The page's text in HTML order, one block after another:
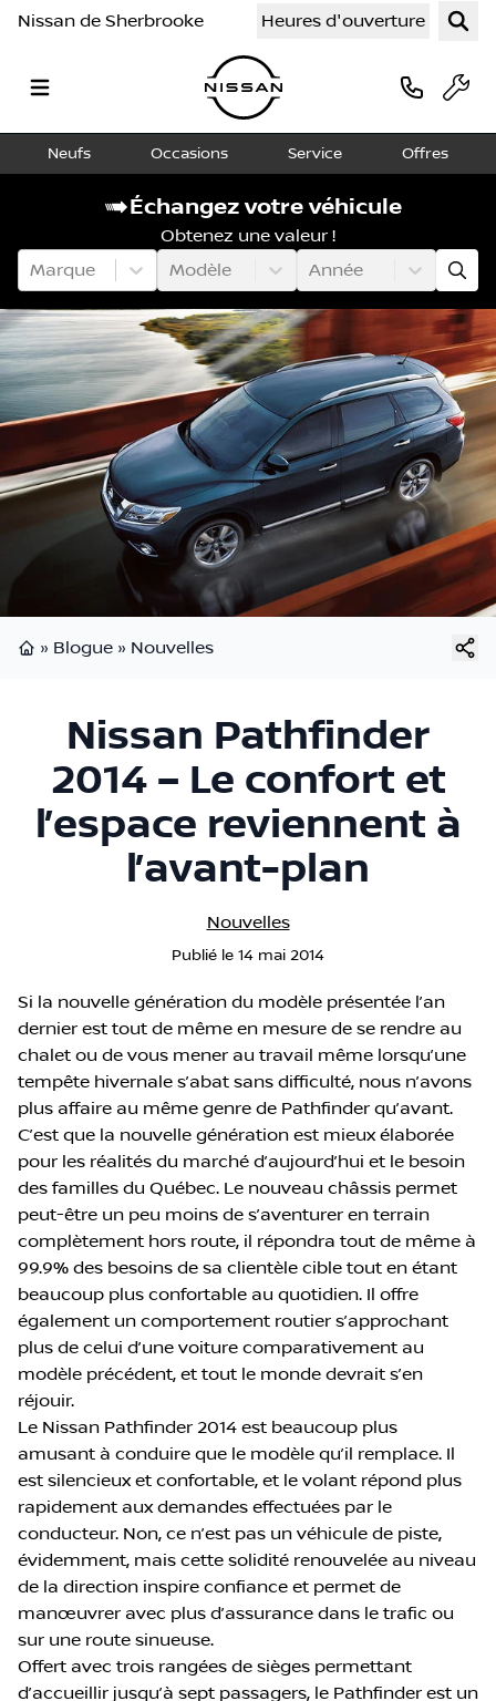
Nissan de Sherbrooke Heures d'ouverture
Neufs Occasions Service Offres
Échangez votre véhicule
Obtenez une valeur !
Marque
Modèle Année
» Blogue » Nouvelles
Nissan Pathfinder
2014 – Le confort et
l’espace reviennent à
l’avant-plan
Nouvelles
Publié le 14 mai 2014
Si la nouvelle génération du modèle présentée l’an
dernier est tout de même en mesure de se rendre au
chalet ou de vous mener au travail même lorsqu’une
tempête hivernale s’abat sans difficulté, nous n’avons
plus affaire au même genre de Pathfinder qu’avant.
C’est que la nouvelle génération est mieux élaborée
pour les réalités du marché d’aujourd’hui et le besoin
des familles du Québec. Le nouveau châssis permet
peut-être un peu moins de s’aventurer en terrain
complètement hors route, il répondra tout de même à
99.9% des besoins de sa clientèle cible tout en étant
beaucoup plus confortable au quotidien. Il offre
également un comportement routier s’approchant
plus de celui d’une voiture comparativement au
modèle précédent, et tout le monde devrait s’en
réjouir.
Le Nissan Pathfinder 2014 est beaucoup plus
amusant à conduire que le modèle qu’il remplace. Il
est silencieux et confortable, et le volant répond plus
rapidement aux demandes effectuées par le
conducteur. Non, ce n’est pas un véhicule de piste,
évidemment, mais cette solidité renouvelée au niveau
de la direction inspire confiance et permet de
manœuvrer avec plus d’assurance dans le trafic ou
sur une route sinueuse.
Offert avec trois rangées de sièges permettant
d’accueillir jusqu’à sept passagers, le Pathfinder est un